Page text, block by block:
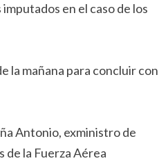
en el caso de los
la mañana para concluir con
Antonio, exministro de
la Fuerza Aérea